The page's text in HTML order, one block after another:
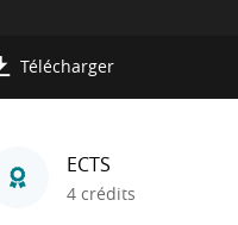
Télécharger
ECTS
4 crédits